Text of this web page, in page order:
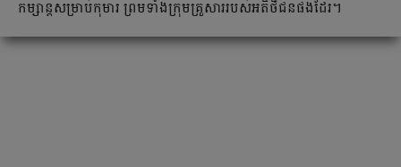
កម្សាន្តសម្រាប់កុមារ ព្រមទាំងក្រុមគ្រួសាររបស់អតិថិជនផងដែរ។